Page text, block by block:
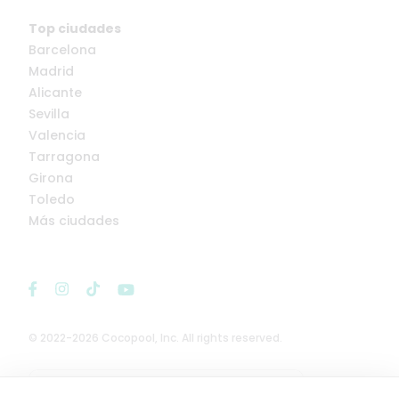
© 2022-2026 Cocopool, Inc. All rights reserved.
Top ciudades
Barcelona
Madrid
Alicante
Sevilla
Valencia
Tarragona
Girona
Toledo
Más ciudades